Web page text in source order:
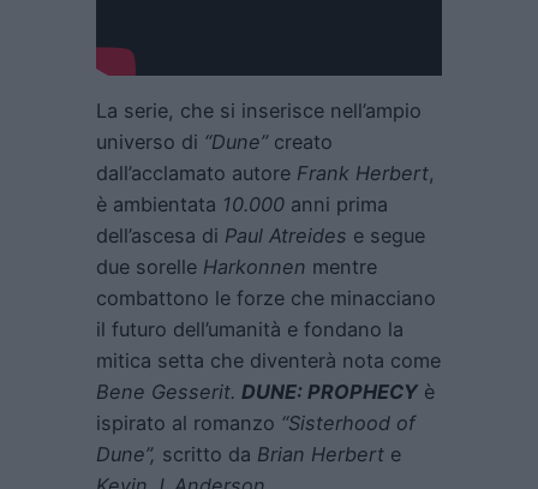
La serie, che si inserisce nell’ampio
universo di “Dune”creato
dall’acclamato autore Frank Herbert,
è ambientata 10.000 anni prima
dell’ascesa di Paul Atreides e segue
due sorelle Harkonnen mentre
combattono le forze che minacciano
il futuro dell’umanità e fondano la
mitica setta che diventerà nota come
Bene Gesserit. DUNE: PROPHECY è
ispirato al romanzo “Sisterhood of
Dune”, scritto da Brian Herbert e